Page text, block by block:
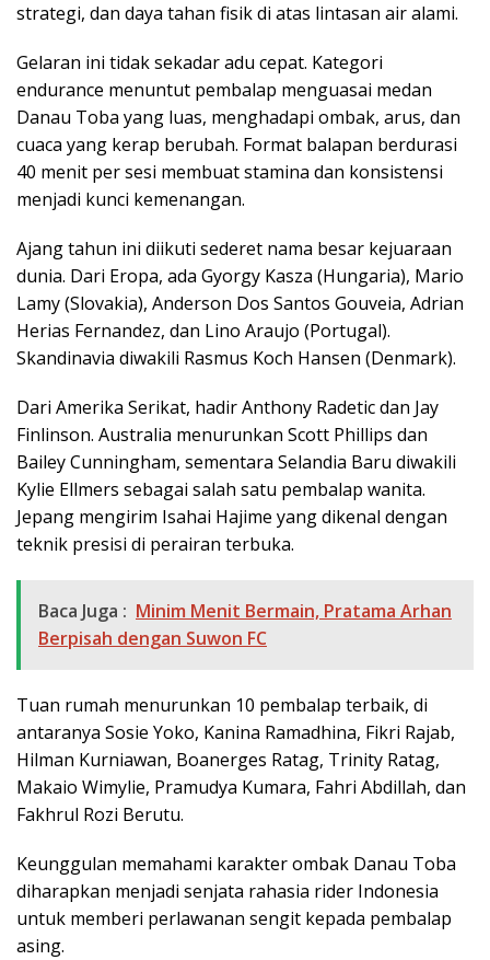
strategi, dan daya tahan fisik di atas lintasan air alami.
Gelaran ini tidak sekadar adu cepat. Kategori
endurance menuntut pembalap menguasai medan
Danau Toba yang luas, menghadapi ombak, arus, dan
cuaca yang kerap berubah. Format balapan berdurasi
40 menit per sesi membuat stamina dan konsistensi
menjadi kunci kemenangan.
Ajang tahun ini diikuti sederet nama besar kejuaraan
dunia. Dari Eropa, ada Gyorgy Kasza (Hungaria), Mario
Lamy (Slovakia), Anderson Dos Santos Gouveia, Adrian
Herias Fernandez, dan Lino Araujo (Portugal).
Skandinavia diwakili Rasmus Koch Hansen (Denmark).
Dari Amerika Serikat, hadir Anthony Radetic dan Jay
Finlinson. Australia menurunkan Scott Phillips dan
Bailey Cunningham, sementara Selandia Baru diwakili
Kylie Ellmers sebagai salah satu pembalap wanita.
Jepang mengirim Isahai Hajime yang dikenal dengan
teknik presisi di perairan terbuka.
Baca Juga : Minim Menit Bermain, Pratama Arhan
Berpisah dengan Suwon FC
Tuan rumah menurunkan 10 pembalap terbaik, di
antaranya Sosie Yoko, Kanina Ramadhina, Fikri Rajab,
Hilman Kurniawan, Boanerges Ratag, Trinity Ratag,
Makaio Wimylie, Pramudya Kumara, Fahri Abdillah, dan
Fakhrul Rozi Berutu.
Keunggulan memahami karakter ombak Danau Toba
diharapkan menjadi senjata rahasia rider Indonesia
untuk memberi perlawanan sengit kepada pembalap
asing.